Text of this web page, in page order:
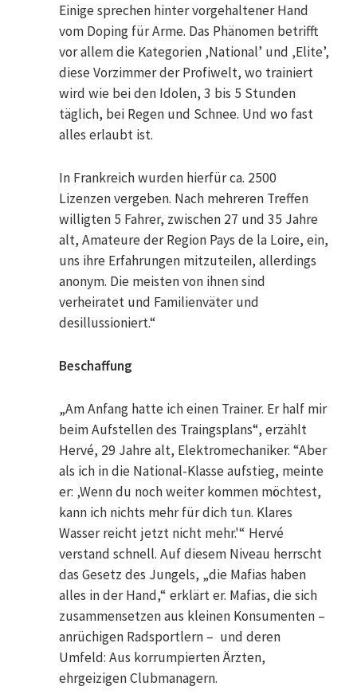
Einige sprechen hinter vorgehaltener Hand
vom Doping für Arme. Das Phänomen betrifft
vor allem die Kategorien ‚National’ und ‚Elite’,
diese Vorzimmer der Profiwelt, wo trainiert
wird wie bei den Idolen, 3 bis 5 Stunden
täglich, bei Regen und Schnee. Und wo fast
alles erlaubt ist.
In Frankreich wurden hierfür ca. 2500
Lizenzen vergeben. Nach mehreren Treffen
willigten 5 Fahrer, zwischen 27 und 35 Jahre
alt, Amateure der Region Pays de la Loire, ein,
uns ihre Erfahrungen mitzuteilen, allerdings
anonym. Die meisten von ihnen sind
verheiratet und Familienväter und
desillussioniert.“
Beschaffung
„Am Anfang hatte ich einen Trainer. Er half mir
beim Aufstellen des Traingsplans“, erzählt
Hervé, 29 Jahre alt, Elektromechaniker. “Aber
als ich in die National-Klasse aufstieg, meinte
er: ‚Wenn du noch weiter kommen möchtest,
kann ich nichts mehr für dich tun. Klares
Wasser reicht jetzt nicht mehr.'“ Hervé
verstand schnell. Auf diesem Niveau herrscht
das Gesetz des Jungels, „die Mafias haben
alles in der Hand,“ erklärt er. Mafias, die sich
zusammensetzen aus kleinen Konsumenten –
anrüchigen Radsportlern – und deren
Umfeld: Aus korrumpierten Ärzten,
ehrgeizigen Clubmanagern.